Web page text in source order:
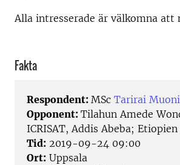
Alla intresserade är välkomna att
Fakta
Respondent: MSc Tarirai Muoni
Opponent: Tilahun Amede
ICRISAT, Addis Abeba; Etiopien
Tid: 2019-09-24 09:00
Ort: Uppsala